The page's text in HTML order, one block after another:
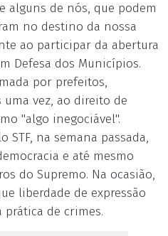
alguns de nós, que podem
no destino da nossa
ao participar da abertura
Defesa dos Municípios.
por prefeitos,
vez, ao direito de
"algo inegociável".
na semana passada,
e até mesmo
do Supremo. Na ocasião,
liberdade de expressão
de crimes.